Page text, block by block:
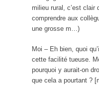
milieu rural, c’est clair
comprendre aux
une grosse m…)
Moi – Eh bien, quoi
cette facilité tueuse.
pourquoi y aurait-on
que cela a pourtant ?